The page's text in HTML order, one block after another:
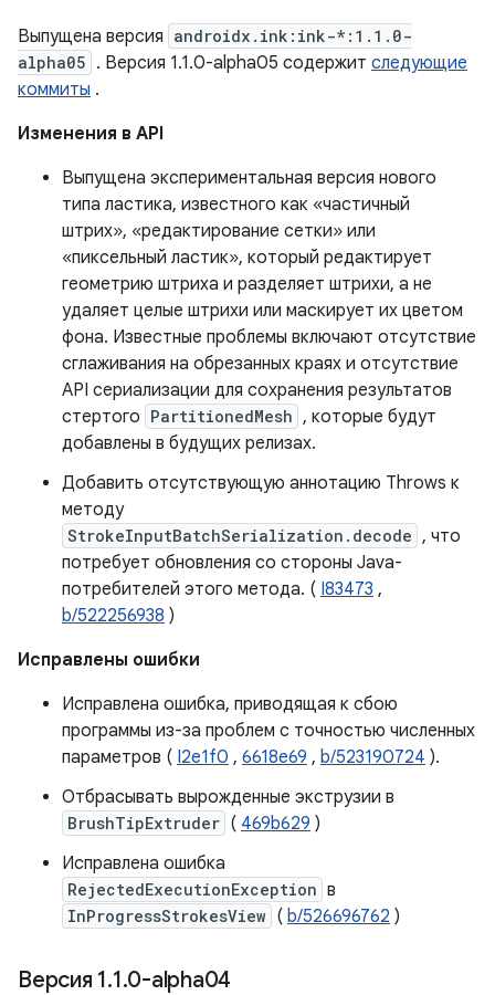
Выпущена версия androidx.ink:ink-*:1.1.0-
alpha05 . Версия 1.1.0-alpha05 содержит следующие
коммиты .
Изменения в API
Выпущена экспериментальная версия нового
типа ластика, известного как «частичный
штрих», «редактирование сетки» или
«пиксельный ластик», который редактирует
геометрию штриха и разделяет штрихи, а не
удаляет целые штрихи или маскирует их цветом
фона. Известные проблемы включают отсутствие
сглаживания на обрезанных краях и отсутствие
API сериализации для сохранения результатов
стертого PartitionedMesh , которые будут
добавлены в будущих релизах.
Добавить отсутствующую аннотацию Throws к
методу
StrokeInputBatchSerialization.decode , что
потребует обновления со стороны Java-
потребителей этого метода. ( I83473 ,
b/522256938 )
Исправлены ошибки
Исправлена ​​ошибка, приводящая к сбою
программы из-за проблем с точностью численных
параметров ( I2e1f0 , 6618e69 , b/523190724 ).
Отбрасывать вырожденные экструзии в
BrushTipExtruder ( 469b629 )
Исправлена ​​ошибка
RejectedExecutionException в
InProgressStrokesView ( b/526696762 )
Версия 1.1.0-alpha04